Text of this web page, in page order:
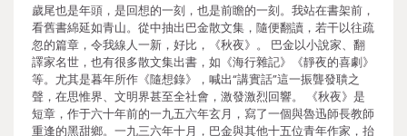
歲尾也是年頭，是回想的一刻，也是前瞻的一刻。我站在書架前，
看舊書綿延如青山。從中抽出巴金散文集，隨便翻讀，若干以往疏
忽的篇章，令我線人一新，好比，《秋夜》。 巴金以小說家、翻
譯家名世，也有很多散文集出書，如《海行雜記》《靜夜的喜劇》
等。尤其是暮年所作《隨想錄》，喊出“講實話”這一振聾發聵之
聲，在思惟界、文明界甚至全社會，激發激烈回響。 《秋夜》是
短章，作于六十年前的一九五六年玄月，寫了一個與魯迅師長教師
重逢的黑甜鄉。一九三六年十月，巴金與其他十五位青年作家，抬